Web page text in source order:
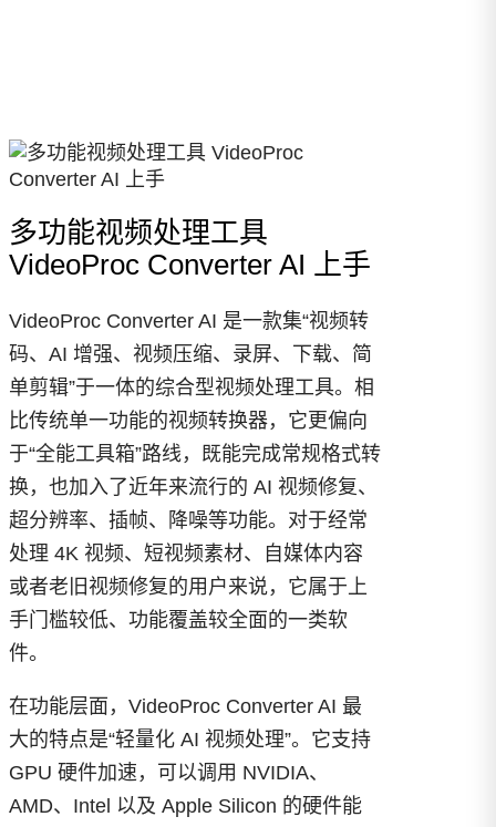
多功能视频处理工具
VideoProc Converter AI 上手
VideoProc Converter AI 是一款集“视频转
码、AI 增强、视频压缩、录屏、下载、简
单剪辑”于一体的综合型视频处理工具。相
比传统单一功能的视频转换器，它更偏向
于“全能工具箱”路线，既能完成常规格式转
换，也加入了近年来流行的 AI 视频修复、
超分辨率、插帧、降噪等功能。对于经常
处理 4K 视频、短视频素材、自媒体内容
或者老旧视频修复的用户来说，它属于上
手门槛较低、功能覆盖较全面的一类软
件。
在功能层面，VideoProc Converter AI 最
大的特点是“轻量化 AI 视频处理”。它支持
GPU 硬件加速，可以调用 NVIDIA、
AMD、Intel 以及 Apple Silicon 的硬件能